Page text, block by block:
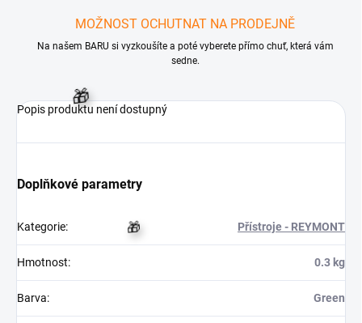
MOŽNOST OCHUTNAT NA PRODEJNĚ
Na našem BARU si vyzkoušíte a poté vyberete přímo chuť, která vám
sedne.
Popis produktu není dostupný
Doplňkové parametry
Kategorie: Přístroje - REYMONT
Hmotnost: 0.3 kg
Barva: Green